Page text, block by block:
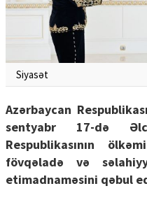
Siyasət
Azərbaycan
sentyabr 17-də
Respublikasının
fövqəladə və
etimadnaməsini qəbul